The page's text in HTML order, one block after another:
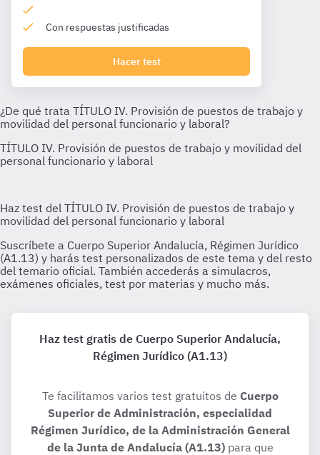
Con respuestas justificadas
Hacer test
Haz test gratis de Cuerpo Superior Andalucía,
Régimen Jurídico (A1.13)
Te facilitamos varios test gratuitos de Cuerpo
Superior de Administración, especialidad
Régimen Jurídico, de la Administración General
de la Junta de Andalucía (A1.13)para que